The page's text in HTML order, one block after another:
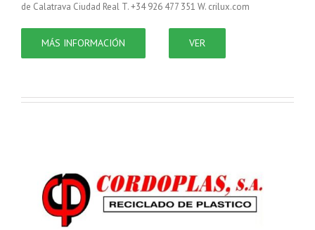
de Calatrava Ciudad Real T. +34 926 477 351 W. crilux.com
MÁS INFORMACIÓN VER